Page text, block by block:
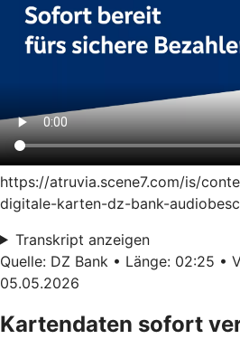
https://atruvia.scene7.com/is/
digitale-karten-dz-bank-
Transkript anzeigen
Quelle: DZ Bank • Länge: 02:25 •
05.05.2026
Kartendaten sofort